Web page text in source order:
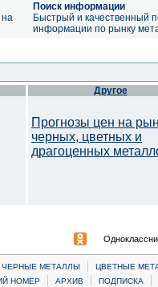
на
Поиск информации
Быстрый и качественный
информации по рынку
Другое
Прогнозы цен на
черных, цветных и
драгоценных
ЧЕРНЫЕ МЕТАЛЛЫ |
ЦВЕТНЫЕ
НОМЕР | АРХИВ | ПОДПИСКА |